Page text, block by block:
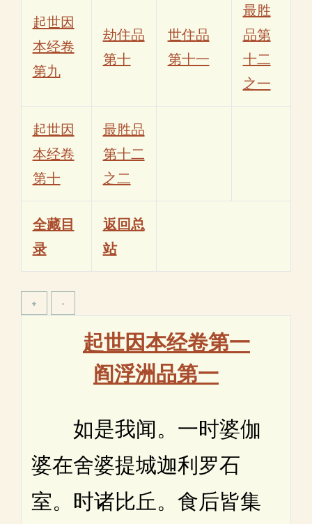
起世因
本经卷
第九
劫住品
第十
世住品
第十一
最胜
品第
十二
之一
起世因
本经卷
第十
最胜品
第十二
之二
全藏目
录
返回总
站
起世因本经卷第一
阎浮洲品第一
如是我闻。一时婆伽
婆在舍婆提城迦利罗石
室。时诸比丘。食后皆集